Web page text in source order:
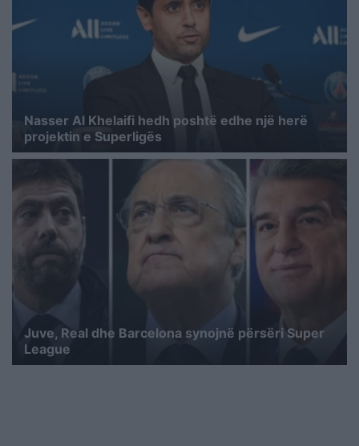
Nasser Al Khelaifi hedh poshtë edhe një herë
projektin e Superligës
Juve, Real dhe Barcelona synojnë përsëri Super
League